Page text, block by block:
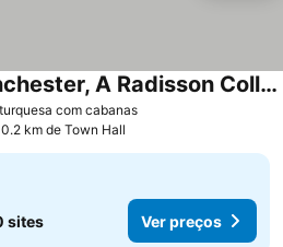
com cabanas
The Edwardian Manchester, A Radisson Collection Hotel
km de Town Hall
sites Ver preços